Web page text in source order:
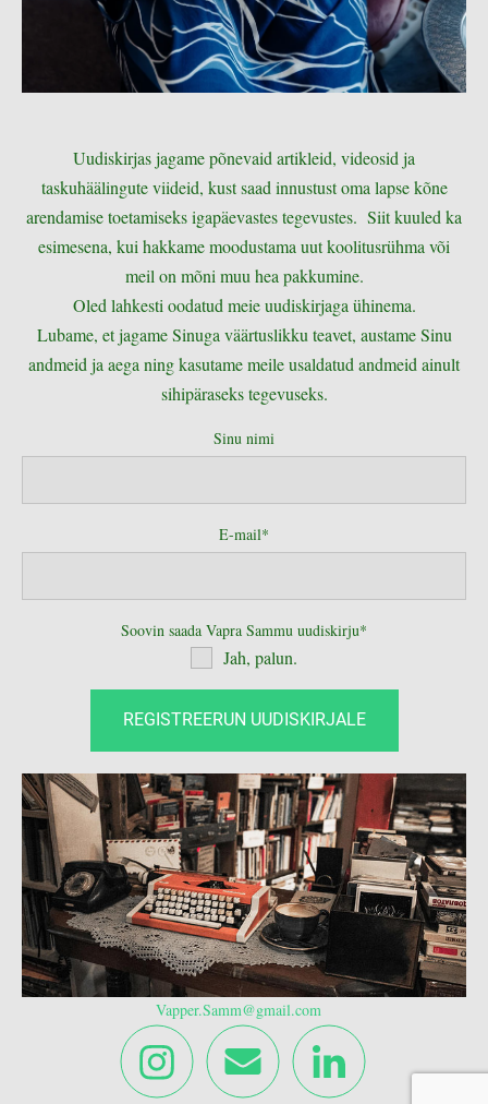
Uudiskirjas jagame põnevaid artikleid, videosid ja
taskuhäälingute viideid, kust saad innustust oma lapse kõne
arendamise toetamiseks igapäevastes tegevustes. Siit kuuled ka
esimesena, kui hakkame moodustama uut koolitusrühma või
meil on mõni muu hea pakkumine.
Oled lahkesti oodatud meie uudiskirjaga ühinema.
Lubame, et jagame Sinuga väärtuslikku teavet, austame Sinu
andmeid ja aega ning kasutame meile usaldatud andmeid ainult
sihipäraseks tegevuseks.
Sinu nimi
E-mail
Soovin saada Vapra Sammu uudiskirju
Jah, palun.
Vapper.Samm@gmail.com